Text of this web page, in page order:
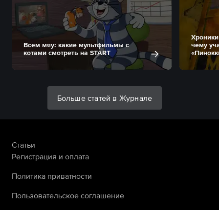
Всем мяу: какие мультфильмы с
котами смотреть на START
чему
Больше статей в Журнале
Статьи
Регистрация и оплата
Политика приватности
Пользовательское соглашение